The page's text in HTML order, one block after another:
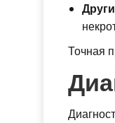
Точная